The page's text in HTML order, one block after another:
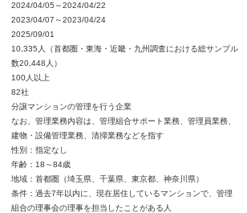
2024/04/05～2024/04/22
2023/04/07～2023/04/24
2025/09/01
10,335人（首都圏・東海・近畿・九州調査における総サンプル
数20,448人）
100人以上
82社
分譲マンションの管理を行う企業
なお、管理業務内容は、管理組合サポート業務、管理員業務、
建物・設備管理業務、清掃業務などを指す
性別：指定なし
年齢：18～84歳
地域：首都圏（埼玉県、千葉県、東京都、神奈川県）
条件：過去7年以内に、現在居住しているマンションで、管理
組合の理事会の理事を担当したことがある人